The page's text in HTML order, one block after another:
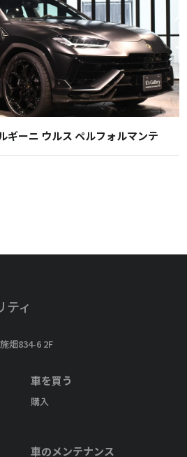
ーニ ウルス ペルフォルマンテ
ティ
畑834-6 2F
車を買う
購入
車のメンテナンス